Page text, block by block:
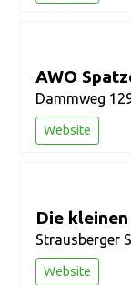
AWO
Dammweg
Website
Die
Strausberger
Website